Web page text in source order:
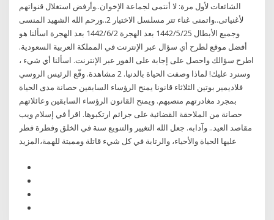
الشائعات لأول مرة: لا أنتمى لجماعة الإخوان..وأرفض استغلال قنواتهم
لأغنياتى..واتمنى غناء تتر مسلسل الاختيار 2..ورحم الله الشهيد المنسى
وجميع الأبطال 25‏‏/5‏‏/1442 بعد الهجرة 2‏‏/6‏‏/1442 بعد الهجرة اسألنا هو
أفضل موقع لطرح أي سؤال عبر الإنترنت في المملكة العربية السعودية.
اطرح سؤالك واحصل على إجابة على الفور عبر الإنترنت. اسألنا أي شيء ،
وسنرد عليك! لماذا وصفت الحياة بالدنيا. 2 مشاهدة. وقّع الرئيس الروسي
فلاديمير بوتين الثلاثاء قانونا يمنح الرؤساء السابقين حصانة مدى الحياة
بمجرد مغادرتهم منصبهم. ويمنح القانون الرؤساء السابقين وعائلاتهم
حصانة من الملاحقة القضائية على جرائم ارتكبوها. اقرأ في إسلام ويب
مقاصد العيد.. وآدابه. جعل الله التغيير والتنويع سنة في الخلق وفطرة فطر
عليها الحياة والأحياء، والرتابة في كل شيء قاتلة ومميتة للهمة،المزيد